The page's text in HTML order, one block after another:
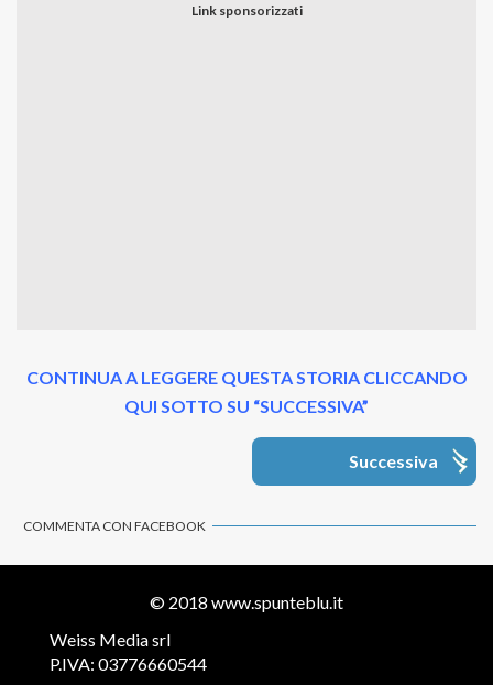
CONTINUA A LEGGERE QUESTA STORIA CLICCANDO
QUI SOTTO SU “SUCCESSIVA”
Successiva
COMMENTA CON FACEBOOK
© 2018 www.spunteblu.it
Weiss Media srl
P.IVA: 03776660544